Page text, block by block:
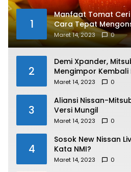
1
Manfaat Tomat
Cara Tepat
Maret 14, 2023 0
2
Demi Xpander,
Mengimpor Kembali
Maret 14, 2023 0
3
Aliansi Nissan-
Versi Mungil
Maret 14, 2023 0
4
Sosok New Nissan
Kata NMI?
Maret 14, 2023 0